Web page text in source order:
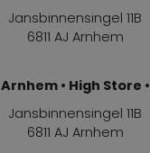
Jansbinnensingel 11B
6811 AJ Arnhem
Arnhem • High Store •
Jansbinnensingel 11B
6811 AJ Arnhem